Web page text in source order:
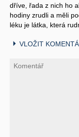
dříve, řada z nich ho
hodiny zrudli a měli
léku je látka, která
VLOŽIT